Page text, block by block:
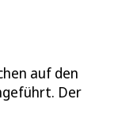
auf den
Der